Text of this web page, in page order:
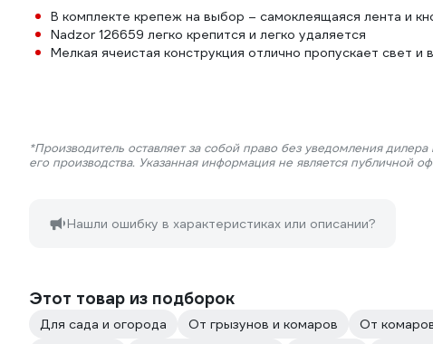
В комплекте крепеж на выбор – самоклеящаяся лента и
Nadzor 126659 легко крепится и легко удаляется
Мелкая ячеистая конструкция отлично пропускает свет и
*Производитель оставляет за собой право без уведомления
его производства. Указанная информация не является публичной
Нашли ошибку в характеристиках или описании?
Этот товар из подборок
Для сада и огорода От грызунов и комаров От